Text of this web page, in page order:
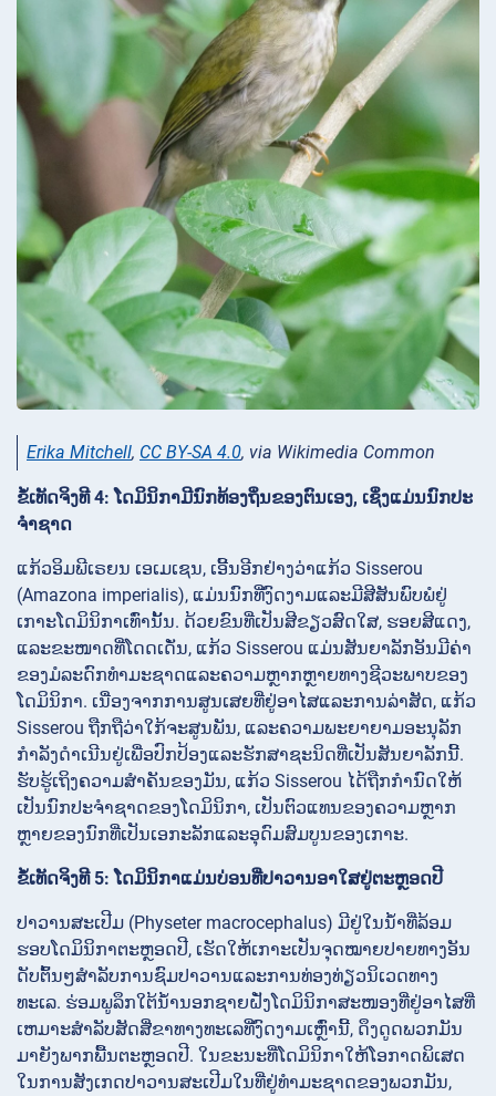
Erika Mitchell, CC BY-SA 4.0, via Wikimedia Common
ຂໍ້ເທັດຈິງທີ 4: ໂດມິນິກາມີນົກທ້ອງຖິ່ນຂອງຕົນເອງ, ເຊິ່ງແມ່ນນົກປະ
ຈໍາຊາດ
ແກ້ວອິມພີເຣຍນ ເອເມເຊນ, ເອີ້ນອີກຢ່າງວ່າແກ້ວ Sisserou
(Amazona imperialis), ແມ່ນນົກທີ່ງົດງາມແລະມີສີສັນພົບພໍຢູ່
ເກາະໂດມິນິກາເທົ່ານັ້ນ. ດ້ວຍຂົນທີ່ເປັນສີຂຽວສົດໃສ, ຮອຍສີແດງ,
ແລະຂະໜາດທີ່ໂດດເດັ່ນ, ແກ້ວ Sisserou ແມ່ນສັນຍາລັກອັນມີຄ່າ
ຂອງມໍລະດົກທໍາມະຊາດແລະຄວາມຫຼາກຫຼາຍທາງຊີວະພາບຂອງ
ໂດມິນິກາ. ເນື່ອງຈາກການສູນເສຍທີ່ຢູ່ອາໄສແລະການລ່າສັດ, ແກ້ວ
Sisserou ຖືກຖືວ່າໃກ້ຈະສູນພັນ, ແລະຄວາມພະຍາຍາມອະນຸລັກ
ກໍາລັງດໍາເນີນຢູ່ເພື່ອປົກປ້ອງແລະຮັກສາຊະນິດທີ່ເປັນສັນຍາລັກນີ້.
ຮັບຮູ້ເຖິງຄວາມສໍາຄັນຂອງມັນ, ແກ້ວ Sisserou ໄດ້ຖືກກໍານົດໃຫ້
ເປັນນົກປະຈໍາຊາດຂອງໂດມິນິກາ, ເປັນຕົວແທນຂອງຄວາມຫຼາກ
ຫຼາຍຂອງນົກທີ່ເປັນເອກະລັກແລະອຸດົມສົມບູນຂອງເກາະ.
ຂໍ້ເທັດຈິງທີ 5: ໂດມິນິກາແມ່ນບ່ອນທີ່ປາວານອາໃສຢູ່ຕະຫຼອດປີ
ປາວານສະເປີມ (Physeter macrocephalus) ມີຢູ່ໃນນ້ໍາທີ່ລ້ອມ
ຮອບໂດມິນິກາຕະຫຼອດປີ, ເຮັດໃຫ້ເກາະເປັນຈຸດໝາຍປາຍທາງອັນ
ດັບຕົ້ນໆສໍາລັບການຊົມປາວານແລະການທ່ອງທ່ຽວນິເວດທາງ
ທະເລ. ຮ່ອມພູລຶກໃຕ້ນ້ໍານອກຊາຍຝັ່ງໂດມິນິກາສະໜອງທີ່ຢູ່ອາໄສທີ່
ເຫມາະສໍາລັບສັດສີ່ຂາທາງທະເລທີ່ງົດງາມເຫຼົ່ານີ້, ດຶງດູດພວກມັນ
ມາຍັງພາກພື້ນຕະຫຼອດປີ. ໃນຂະນະທີ່ໂດມິນິກາໃຫ້ໂອກາດພິເສດ
ໃນການສັງເກດປາວານສະເປີມໃນທີ່ຢູ່ທໍາມະຊາດຂອງພວກມັນ,